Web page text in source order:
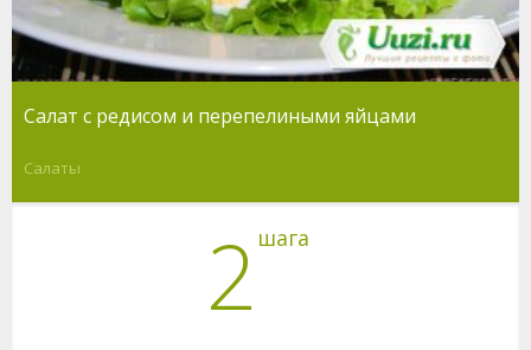
Салат с редисом и перепелиными яйцами
Салаты
2 шага